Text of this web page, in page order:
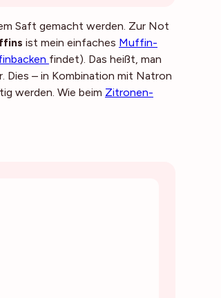
Saft gemacht werden. Zur Not
ist mein einfaches Muffin-
findet). Das heißt, man
Dies – in Kombination mit Natron
werden. Wie beim Zitronen-